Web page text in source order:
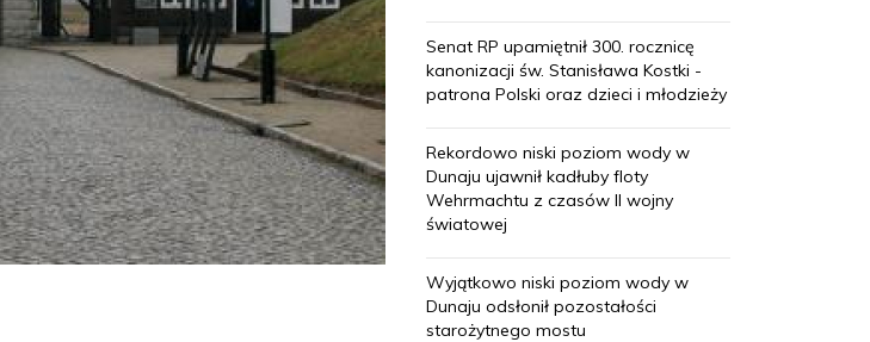
Senat RP upamiętnił 300. rocznicę
kanonizacji św. Stanisława Kostki -
patrona Polski oraz dzieci i młodzieży
Rekordowo niski poziom wody w
Dunaju ujawnił kadłuby floty
Wehrmachtu z czasów II wojny
światowej
Wyjątkowo niski poziom wody w
Dunaju odsłonił pozostałości
starożytnego mostu